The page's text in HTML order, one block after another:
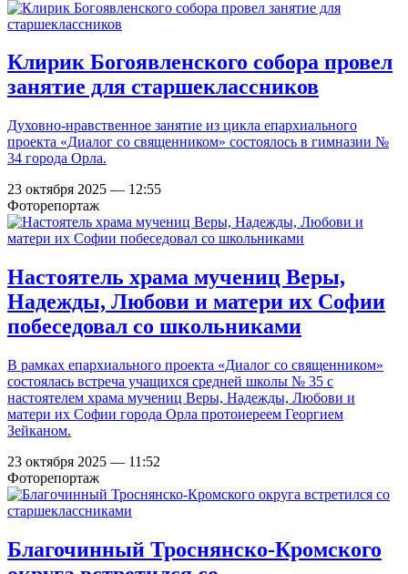
Клирик Богоявленского собора провел
занятие для старшеклассников
Духовно-нравственное занятие из цикла епархиального
проекта «Диалог со священником» состоялось в гимназии №
34 города Орла.
23 октября 2025 — 12:55
Фоторепортаж
Настоятель храма мучениц Веры,
Надежды, Любови и матери их Софии
побеседовал со школьниками
В рамках епархиального проекта «Диалог со священником»
состоялась встреча учащихся средней школы № 35 с
настоятелем храма мучениц Веры, Надежды, Любови и
матери их Софии города Орла протоиереем Георгием
Зейканом.
23 октября 2025 — 11:52
Фоторепортаж
Благочинный Троснянско-Кромского